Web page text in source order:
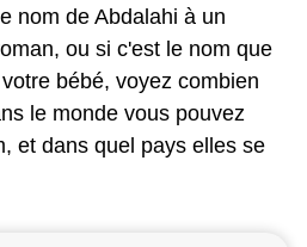
nom de Abdalahi à un
ou si c'est le nom que
bébé, voyez combien
le monde vous pouvez
et dans quel pays elles se